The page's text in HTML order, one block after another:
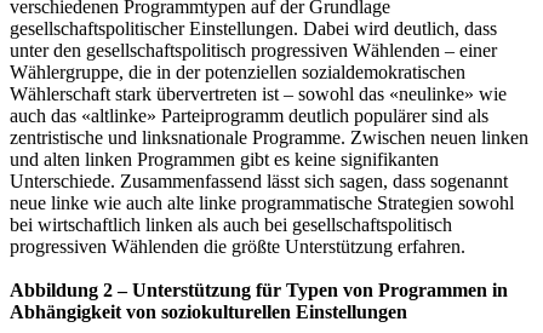
verschiedenen Programmtypen auf der Grundlage
gesellschaftspolitischer Einstellungen. Dabei wird deutlich, dass
unter den gesellschaftspolitisch progressiven Wählenden – einer
Wählergruppe, die in der potenziellen sozialdemokratischen
Wählerschaft stark übervertreten ist – sowohl das «neulinke» wie
auch das «altlinke» Parteiprogramm deutlich populärer sind als
zentristische und linksnationale Programme. Zwischen neuen linken
und alten linken Programmen gibt es keine signifikanten
Unterschiede. Zusammenfassend lässt sich sagen, dass sogenannt
neue linke wie auch alte linke programmatische Strategien sowohl
bei wirtschaftlich linken als auch bei gesellschaftspolitisch
progressiven Wählenden die größte Unterstützung erfahren.
Abbildung 2 – Unterstützung für Typen von Programmen in
Abhängigkeit von soziokulturellen Einstellungen